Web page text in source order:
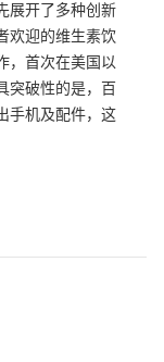
展开了多种创新
欢迎的维生素饮
，首次在美国以
突破性的是，百
手机及配件，这